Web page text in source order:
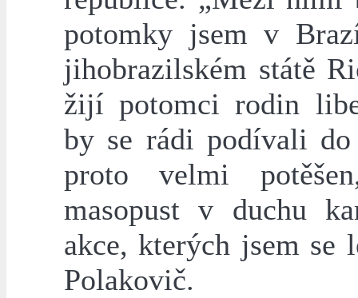
potomky jsem v
jihobrazilském státě
žijí potomci rodin
by se rádi podívali do
proto velmi
masopust v duchu
akce, kterých jsem se
Polakovič.